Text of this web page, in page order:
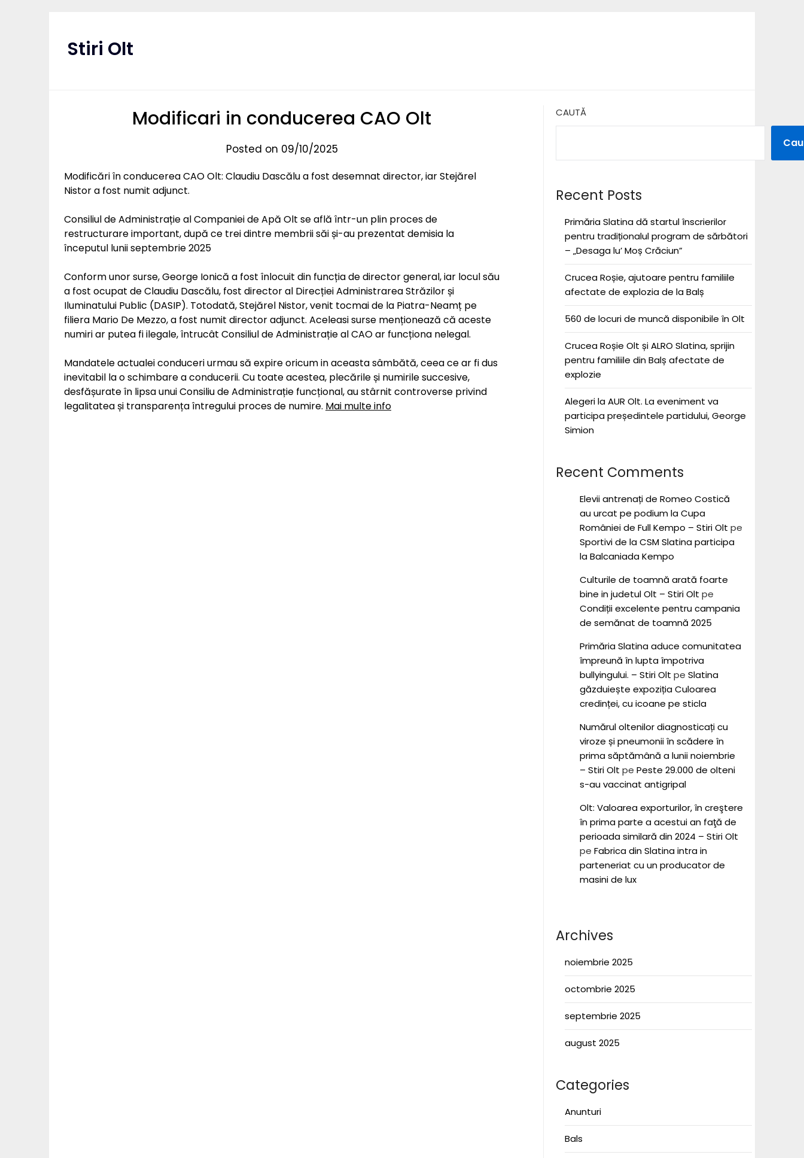
Stiri Olt
Modificari in conducerea CAO Olt
Posted on 09/10/2025
Modificări în conducerea CAO Olt: Claudiu Dascălu a fost desemnat director, iar Stejărel
Nistor a fost numit adjunct.
Consiliul de Administrație al Companiei de Apă Olt se află într-un plin proces de
restructurare important, după ce trei dintre membrii săi și-au prezentat demisia la
începutul lunii septembrie 2025
Conform unor surse, George Ionică a fost înlocuit din funcția de director general, iar locul său
a fost ocupat de Claudiu Dascălu, fost director al Direcției Administrarea Străzilor și
Iluminatului Public (DASIP). Totodată, Stejărel Nistor, venit tocmai de la Piatra-Neamț pe
filiera Mario De Mezzo, a fost numit director adjunct. Aceleasi surse menționează că aceste
numiri ar putea fi ilegale, întrucât Consiliul de Administrație al CAO ar funcționa nelegal.
Mandatele actualei conduceri urmau să expire oricum in aceasta sâmbătă, ceea ce ar fi dus
inevitabil la o schimbare a conducerii. Cu toate acestea, plecările și numirile succesive,
desfășurate în lipsa unui Consiliu de Administrație funcțional, au stârnit controverse privind
legalitatea și transparența întregului proces de numire. Mai multe info
CAUTĂ
Recent Posts
Primăria Slatina dă startul înscrierilor
pentru tradiționalul program de sărbători
– „Desaga lu’ Moș Crăciun”
Crucea Roșie, ajutoare pentru familiile
afectate de explozia de la Balș
560 de locuri de muncă disponibile în Olt
Crucea Roșie Olt și ALRO Slatina, sprijin
pentru familiile din Balș afectate de
explozie
Alegeri la AUR Olt. La eveniment va
participa președintele partidului, George
Simion
Recent Comments
Elevii antrenați de Romeo Costică
au urcat pe podium la Cupa
României de Full Kempo – Stiri Olt pe
Sportivi de la CSM Slatina participa
la Balcaniada Kempo
Culturile de toamnă arată foarte
bine in judetul Olt – Stiri Olt pe
Condiții excelente pentru campania
de semănat de toamnă 2025
Primăria Slatina aduce comunitatea
împreună în lupta împotriva
bullyingului. – Stiri Olt pe Slatina
găzduiește expoziția Culoarea
credinței, cu icoane pe sticla
Numărul oltenilor diagnosticați cu
viroze și pneumonii în scădere în
prima săptămână a lunii noiembrie
– Stiri Olt pe Peste 29.000 de olteni
s-au vaccinat antigripal
Olt: Valoarea exporturilor, în creştere
în prima parte a acestui an faţă de
perioada similară din 2024 – Stiri Olt
pe Fabrica din Slatina intra in
parteneriat cu un producator de
masini de lux
Archives
noiembrie 2025
octombrie 2025
septembrie 2025
august 2025
Categories
Anunturi
Bals